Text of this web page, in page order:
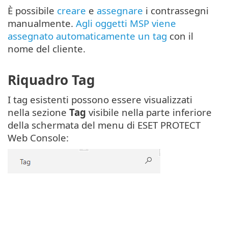
È possibile creare e assegnare i contrassegni
manualmente. Agli oggetti MSP viene
assegnato automaticamente un tag con il
nome del cliente.
Riquadro Tag
I tag esistenti possono essere visualizzati
nella sezione Tag visibile nella parte inferiore
della schermata del menu di ESET PROTECT
Web Console: